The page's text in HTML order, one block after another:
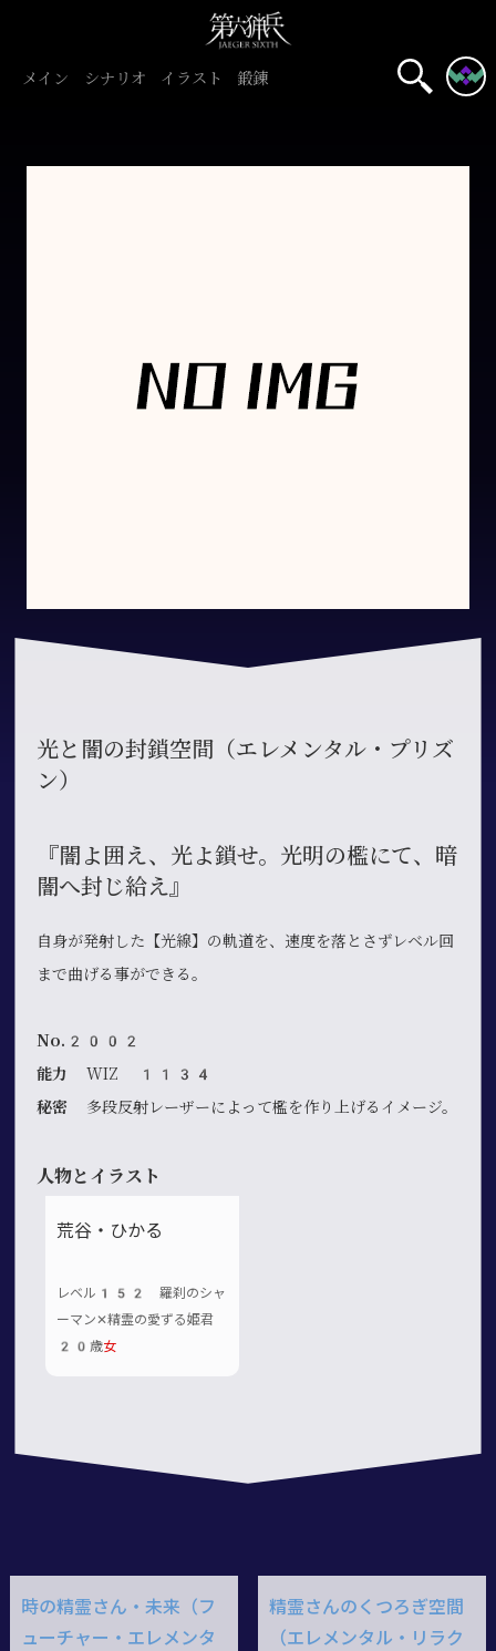
メイン シナリオ イラスト 鍛錬
光と闇の封鎖空間（エレメンタル・プリズ
ン）
『闇よ囲え、光よ鎖せ。光明の檻にて、暗
闇へ封じ給え』
自身が発射した【光線】の軌道を、速度を落とさずレベル回
まで曲げる事ができる。
No.2002
能力WIZ 1134
秘密 多段反射レーザーによって檻を作り上げるイメージ。
人物とイラスト
荒谷・ひかる
レベル152 羅刹のシャ
ーマン✕精霊の愛ずる姫君
20歳女
時の精霊さん・未来（フ
ューチャー・エレメンタ
精霊さんのくつろぎ空間
（エレメンタル・リラク